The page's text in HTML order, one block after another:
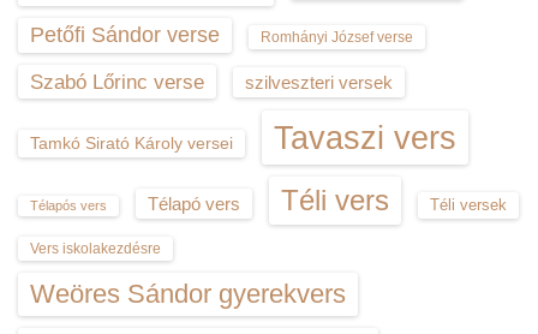
Petőfi Sándor verse Romhányi József verse
Szabó Lőrinc verse szilveszteri versek
Tamkó Sirató Károly versei Tavaszi vers
Télapós vers Télapó vers Téli vers Téli versek
Vers iskolakezdésre
Weöres Sándor gyerekvers